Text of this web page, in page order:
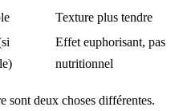
Texture plus tendre
Effet euphorisant, pas
nutritionnel
sont deux choses différentes.